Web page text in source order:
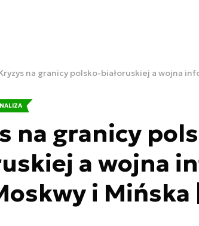
na granicy polsko-białoruskiej a wojna
na granicy
a wojna
i Mińska